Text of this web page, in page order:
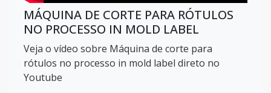
MÁQUINA DE CORTE PARA RÓTULOS
NO PROCESSO IN MOLD LABEL
Veja o vídeo sobre Máquina de corte para
rótulos no processo in mold label direto no
Youtube